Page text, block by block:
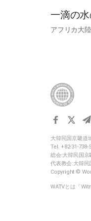
一滴の
アフリカ大
大韓民国京畿道
Tel. +82-31-738-
総会:大韓民国京
代表教会:大韓民
Copyright ©
WATVとは「